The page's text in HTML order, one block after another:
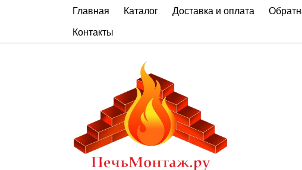
Главная Каталог Доставка и оплата
Контакты